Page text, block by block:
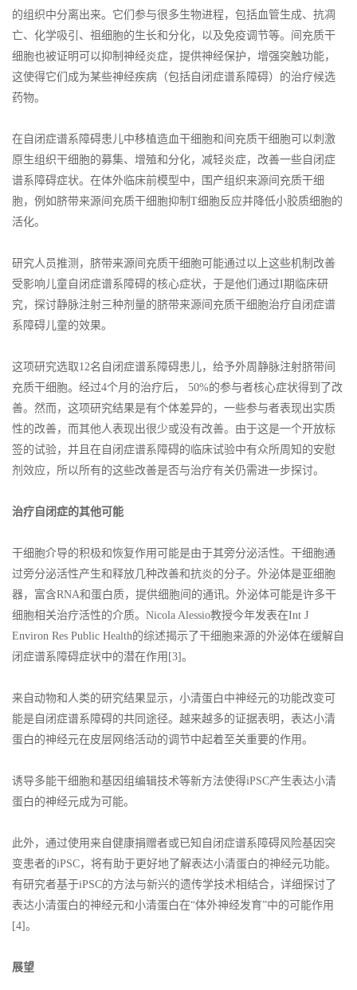
的组织中分离出来。它们参与很多生物进程，包括血管生成、抗凋
亡、化学吸引、祖细胞的生长和分化，以及免疫调节等。间充质干
细胞也被证明可以抑制神经炎症，提供神经保护，增强突触功能，
这使得它们成为某些神经疾病（包括自闭症谱系障碍）的治疗候选
药物。
在自闭症谱系障碍患儿中移植造血干细胞和间充质干细胞可以刺激
原生组织干细胞的募集、增殖和分化，减轻炎症，改善一些自闭症
谱系障碍症状。在体外临床前模型中，围产组织来源间充质干细
胞，例如脐带来源间充质干细胞抑制T细胞反应并降低小胶质细胞的
活化。
研究人员推测，脐带来源间充质干细胞可能通过以上这些机制改善
受影响儿童自闭症谱系障碍的核心症状，于是他们通过I期临床研
究，探讨静脉注射三种剂量的脐带来源间充质干细胞治疗自闭症谱
系障碍儿童的效果。
这项研究选取12名自闭症谱系障碍患儿，给予外周静脉注射脐带间
充质干细胞。经过4个月的治疗后， 50%的参与者核心症状得到了改
善。然而，这项研究结果是有个体差异的，一些参与者表现出实质
性的改善，而其他人表现出很少或没有改善。由于这是一个开放标
签的试验，并且在自闭症谱系障碍的临床试验中有众所周知的安慰
剂效应，所以所有的这些改善是否与治疗有关仍需进一步探讨。
治疗自闭症的其他可能
干细胞介导的积极和恢复作用可能是由于其旁分泌活性。干细胞通
过旁分泌活性产生和释放几种改善和抗炎的分子。外泌体是亚细胞
器，富含RNA和蛋白质，提供细胞间的通讯。外泌体可能是许多干
细胞相关治疗活性的介质。Nicola Alessio教授今年发表在Int J
Environ Res Public Health的综述揭示了干细胞来源的外泌体在缓解自
闭症谱系障碍症状中的潜在作用[3]。
来自动物和人类的研究结果显示，小清蛋白中神经元的功能改变可
能是自闭症谱系障碍的共同途径。越来越多的证据表明，表达小清
蛋白的神经元在皮层网络活动的调节中起着至关重要的作用。
诱导多能干细胞和基因组编辑技术等新方法使得iPSC产生表达小清
蛋白的神经元成为可能。
此外，通过使用来自健康捐赠者或已知自闭症谱系障碍风险基因突
变患者的iPSC，将有助于更好地了解表达小清蛋白的神经元功能。
有研究者基于iPSC的方法与新兴的遗传学技术相结合，详细探讨了
表达小清蛋白的神经元和小清蛋白在“体外神经发育”中的可能作用
[4]。
展望